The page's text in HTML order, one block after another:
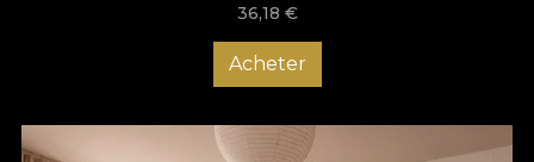
36,18 €
Acheter